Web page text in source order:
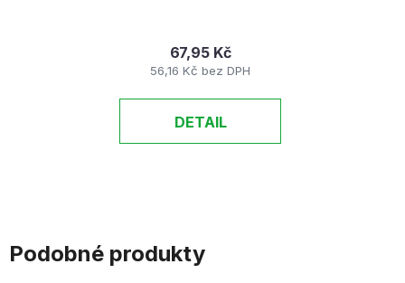
56,16 Kč bez DPH
67,95 Kč
DETAIL
Podobné produkty